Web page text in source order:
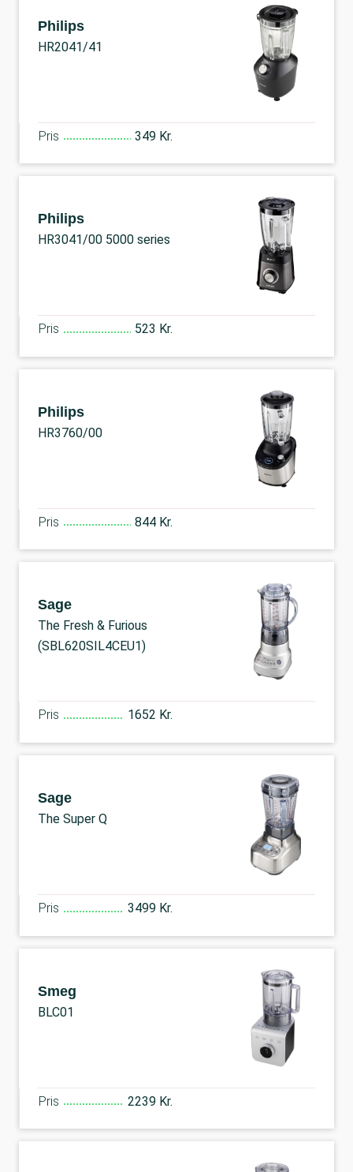
Philips
HR2041/41
Pris 349 Kr.
Philips
HR3041/00 5000 series
Pris 523 Kr.
Philips
HR3760/00
Pris 844 Kr.
Sage
The Fresh & Furious
(SBL620SIL4CEU1)
Pris 1652 Kr.
Sage
The Super Q
Pris 3499 Kr.
Smeg
BLC01
Pris 2239 Kr.